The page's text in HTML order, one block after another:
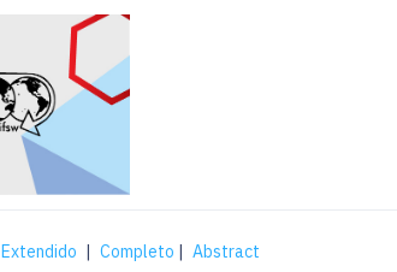
Extendido | Completo | Abstract